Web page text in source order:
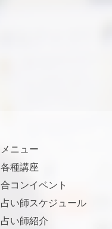
メニュー
各種講座
合コンイベント
占い師スケジュール
占い師紹介